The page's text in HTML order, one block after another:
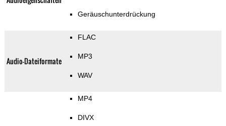
Geräuschunterdrückung
Audio-Dateiformate
FLAC
MP3
WAV
MP4
DIVX